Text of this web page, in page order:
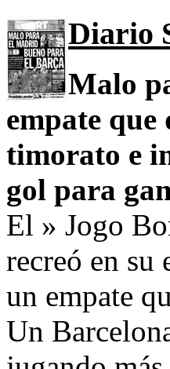
Diario
Malo
empate
timorato e
gol para
El » Jogo
recreó en su
un empate
Un